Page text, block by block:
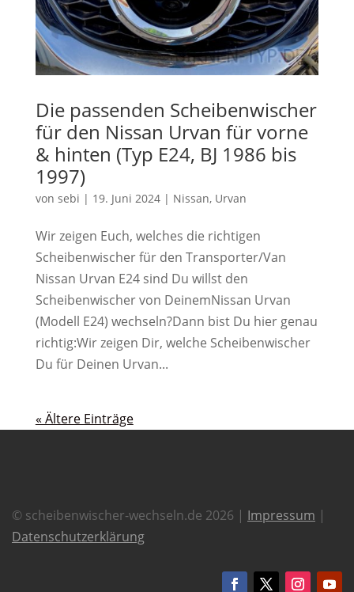
Die passenden Scheibenwischer
für den Nissan Urvan für vorne
& hinten (Typ E24, BJ 1986 bis
1997)
von sebi | 19. Juni 2024| Nissan, Urvan
Wir zeigen Euch, welches die richtigen
Scheibenwischer für den Transporter/Van
Nissan Urvan E24 sind Du willst den
Scheibenwischer von DeinemNissan Urvan
(Modell E24) wechseln?Dann bist Du hier genau
richtig:Wir zeigen Dir, welche Scheibenwischer
Du für Deinen Urvan...
« Ältere Einträge
© scheibenwischer-wechseln.de 2026 | Impressum |
Datenschutzerklärung